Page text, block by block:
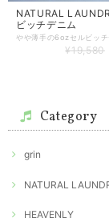
NATURAL
ビッチデニム
¥19,580
Category
grin
NATURAL
HEAVENLY